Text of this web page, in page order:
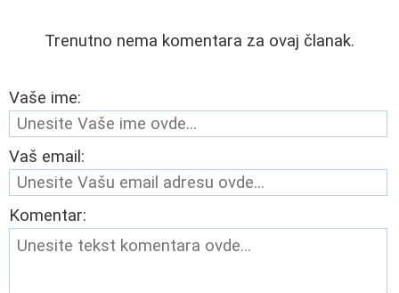
Trenutno nema komentara za ovaj članak.
Vaše ime:
Vaš email:
Komentar: